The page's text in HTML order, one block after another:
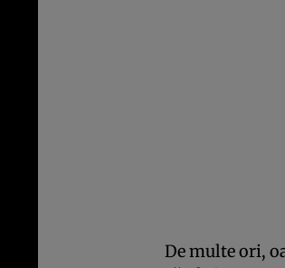
De multe ori,